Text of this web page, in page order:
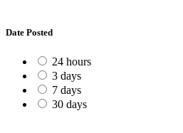
Date Posted
24 hours
3 days
7 days
30 days